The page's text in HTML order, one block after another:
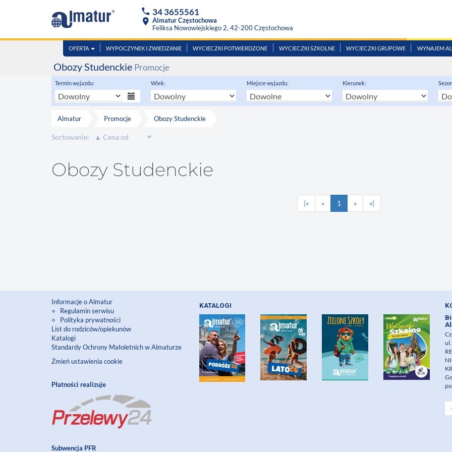
phone 34 3655561
location_on Almatur Częstochowa
Feliksa Nowowiejskiego 2, 42-200 Częstochowa
OFERTA WYPOCZYNEK I ZWIEDZANIE WYCIECZKI POTWIERDZONE WYCIECZKI SZKOLNE WYCIECZKI GRUPOWE WYNAJEM
Obozy Studenckie Promocje
Termin wyjazdu: Wiek: Miejsce wyjazdu: Kierunek:
Almatur Promocje Obozy Studenckie
Sortowanie:
Obozy Studenckie
|« « 1 » »|
Informacje o Almatur
Regulamin serwisu
Polityka prywatności
List do rodziców/opiekunów
Katalogi
Standardy Ochrony Małoletnich w Almaturze
Zmień ustawienia cookie
Płatności realizuje
Subwencja PFR
KATALOGI